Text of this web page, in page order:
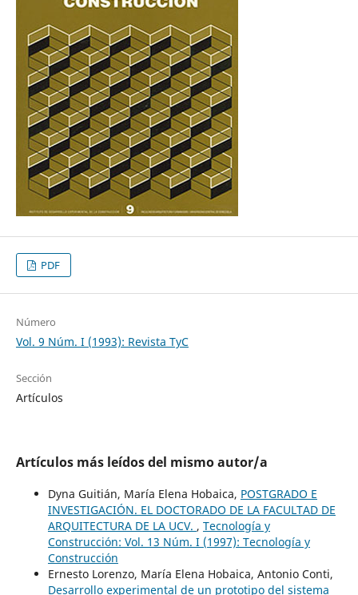
PDF
Número
Vol. 9 Núm. I (1993): Revista TyC
Sección
Artículos
Artículos más leídos del mismo autor/a
Dyna Guitián, María Elena Hobaica, POSTGRADO E
INVESTIGACIÓN. EL DOCTORADO DE LA FACULTAD DE
ARQUITECTURA DE LA UCV. , Tecnología y
Construcción: Vol. 13 Núm. I (1997): Tecnología y
Construcción
Ernesto Lorenzo, María Elena Hobaica, Antonio Conti,
Desarrollo experimental de un prototipo del sistema